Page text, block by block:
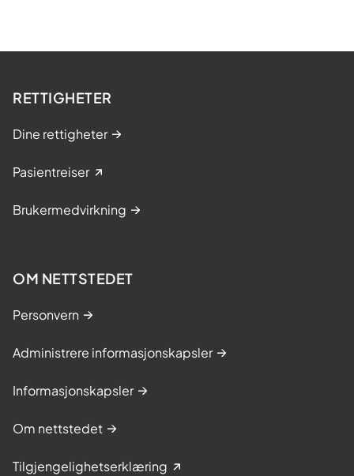
RETTIGHETER
Dine rettigheter
Pasientreiser
Brukermedvirkning
OM NETTSTEDET
Personvern
Administrere informasjonskapsler
Informasjonskapsler
Om nettstedet
Tilgjengelighetserklæring